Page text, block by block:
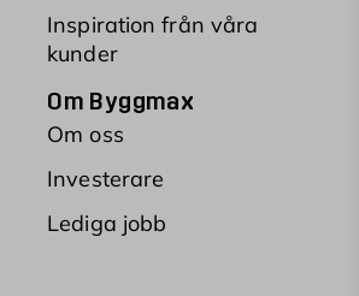
Inspiration från våra
kunder
Om Byggmax
Om oss
Investerare
Lediga jobb